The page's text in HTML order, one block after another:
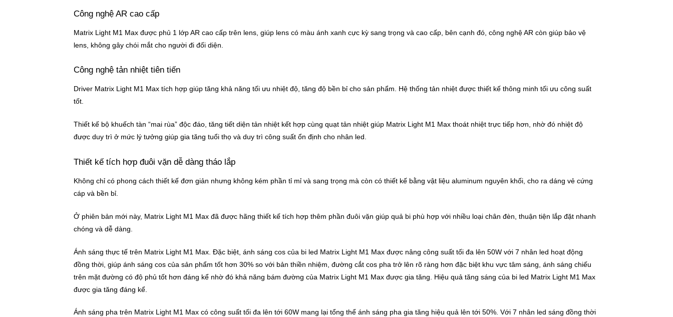
Công nghệ AR cao cấp
Matrix Light M1 Max được phủ 1 lớp AR cao cấp trên lens, giúp lens có màu ánh xanh cực kỳ sang trọng và cao cấp, bên cạnh đó, công nghệ AR còn giúp bảo vệ
lens, không gây chói mắt cho người đi đối diện.
Công nghệ tản nhiệt tiên tiến
Driver Matrix Light M1 Max tích hợp giúp tăng khả năng tối ưu nhiệt độ, tăng độ bền bỉ cho sản phẩm. Hệ thống tản nhiệt được thiết kế thông minh tối ưu công suất
tốt.
Thiết kế bộ khuếch tàn “mai rùa” độc đáo, tăng tiết diện tản nhiệt kết hợp cùng quạt tản nhiệt giúp Matrix Light M1 Max thoát nhiệt trực tiếp hơn, nhờ đó nhiệt độ
được duy trì ở mức lý tưởng giúp gia tăng tuổi thọ và duy trì công suất ổn định cho nhân led.
Thiết kế tích hợp đuôi vặn dễ dàng tháo lắp
Không chỉ có phong cách thiết kế đơn giản nhưng không kém phần tỉ mỉ và sang trọng mà còn có thiết kế bằng vật liệu aluminum nguyên khối, cho ra dáng vẻ cứng
cáp và bền bỉ.
Ở phiên bản mới này, Matrix Light M1 Max đã được hãng thiết kế tích hợp thêm phần đuôi vặn giúp quả bi phù hợp với nhiều loại chân đèn, thuận tiện lắp đặt nhanh
chóng và dễ dàng.
Ánh sáng thực tế trên Matrix Light M1 Max . Đặc biệt, ánh sáng cos của bi led Matrix Light M1 Max được nâng công suất tối đa lên 50W với 7 nhân led hoạt động
đồng thời, giúp ánh sáng cos của sản phẩm tốt hơn 30% so với bản thiền nhiệm, đường cắt cos pha trở lên rõ ràng hơn đặc biệt khu vực tâm sáng, ánh sáng chiếu
trên mặt đường có độ phủ tốt hơn đáng kể nhờ đó khả năng bám đường của Matrix Light M1 Max được gia tăng. Hiệu quả tăng sáng của bi led Matrix Light M1 Max
được gia tăng đáng kể.
Ánh sáng pha trên Matrix Light M1 Max có công suất tối đa lên tới 60W mang lại tổng thể ánh sáng pha gia tăng hiệu quả lên tới 50%. Với 7 nhân led sáng đồng thời